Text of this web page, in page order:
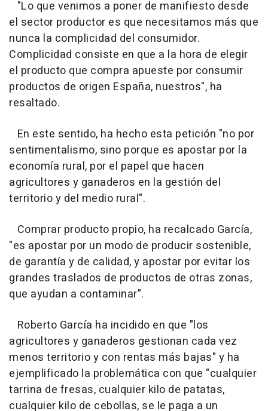
"Lo que venimos a poner de manifiesto desde
el sector productor es que necesitamos más que
nunca la complicidad del consumidor.
Complicidad consiste en que a la hora de elegir
el producto que compra apueste por consumir
productos de origen España, nuestros", ha
resaltado.
En este sentido, ha hecho esta petición "no por
sentimentalismo, sino porque es apostar por la
economía rural, por el papel que hacen
agricultores y ganaderos en la gestión del
territorio y del medio rural".
Comprar producto propio, ha recalcado García,
"es apostar por un modo de producir sostenible,
de garantía y de calidad, y apostar por evitar los
grandes traslados de productos de otras zonas,
que ayudan a contaminar".
Roberto García ha incidido en que "los
agricultores y ganaderos gestionan cada vez
menos territorio y con rentas más bajas" y ha
ejemplificado la problemática con que "cualquier
tarrina de fresas, cualquier kilo de patatas,
cualquier kilo de cebollas, se le paga a un